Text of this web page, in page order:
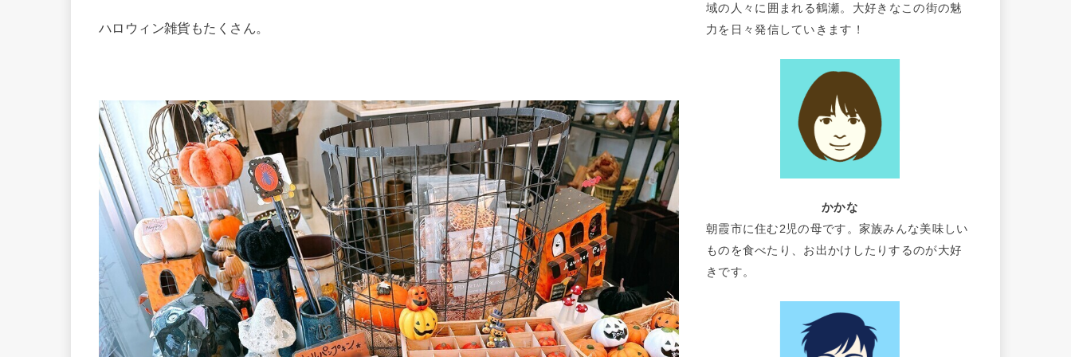
ハロウィン雑貨もたくさん。
域の人々に囲まれる鶴瀬。大好きなこの街の魅
力を日々発信していきます！
かかな
朝霞市に住む2児の母です。家族みんな美味しい
ものを食べたり、お出かけしたりするのが大好
きです。